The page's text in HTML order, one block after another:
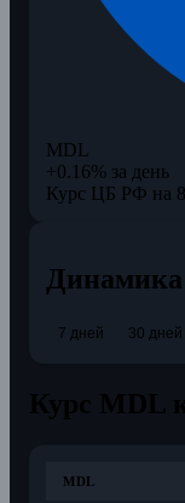
MDL
+0.16% за день
Курс ЦБ РФ на 8
7 дней 30 дней
MDL